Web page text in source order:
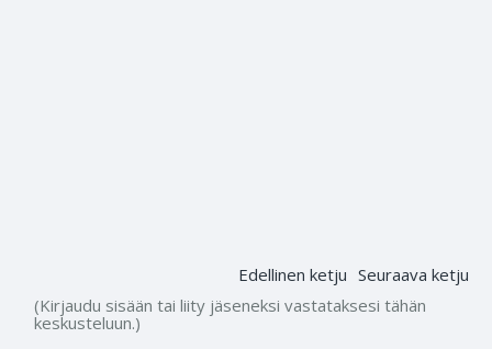
Edellinen ketju Seuraava ketju
(Kirjaudu sisään tai liity jäseneksi vastataksesi tähän
keskusteluun.)